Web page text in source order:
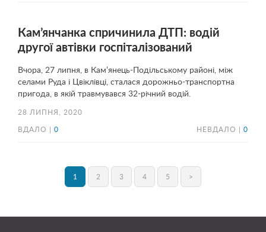
Кам’янчанка спричинила ДТП: водій
другої автівки госпіталізований
Вчора, 27 липня, в Кам’янець-Подільському районі, між
селами Руда і Цвіклівці, сталася дорожньо-транспортна
пригода, в якій травмувався 32-річний водій.
28 ЛИПНЯ, 2020
ВДАЛО | 0 НЕВДАЛО | 0
1 2 3 4 5 >